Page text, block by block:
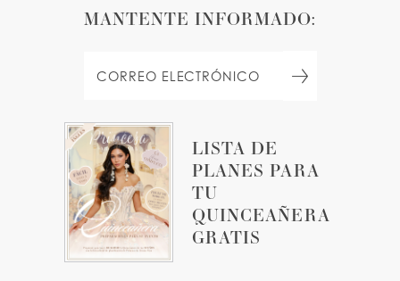
LISTA DE
PLANES PARA
TU
QUINCEAÑERA
GRATIS
MANTENTE INFORMADO: